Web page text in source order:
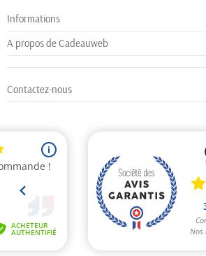
Informations
A propos de Cadeauweb
Contactez-nous